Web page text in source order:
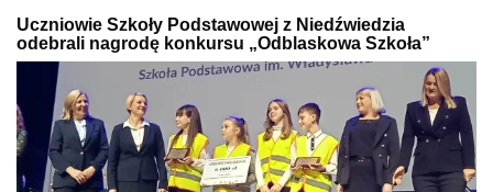
Uczniowie Szkoły Podstawowej z Niedźwiedzia
odebrali nagrodę konkursu „Odblaskowa Szkoła”